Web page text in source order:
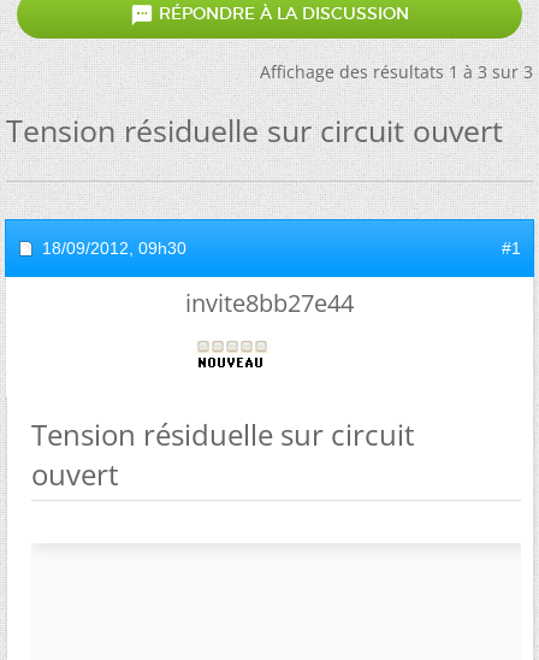
 RÉPONDRE À LA DISCUSSION
Affichage des résultats 1 à 3 sur 3
Tension résiduelle sur circuit ouvert
18/09/2012, 09h30 #1
invite8bb27e44
Tension résiduelle sur circuit
ouvert